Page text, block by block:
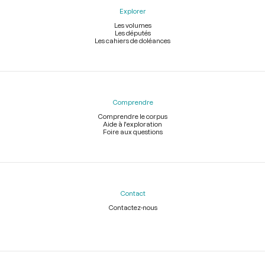
Explorer
Les volumes
Les députés
Les cahiers de doléances
Comprendre
Comprendre le corpus
Aide à l'exploration
Foire aux questions
Contact
Contactez-nous
Légal